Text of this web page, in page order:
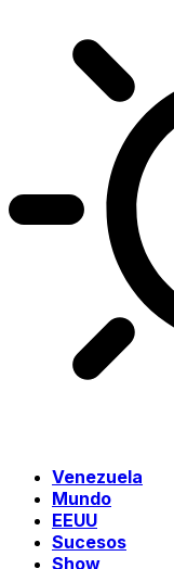
Venezuela
Mundo
EEUU
Sucesos
Show